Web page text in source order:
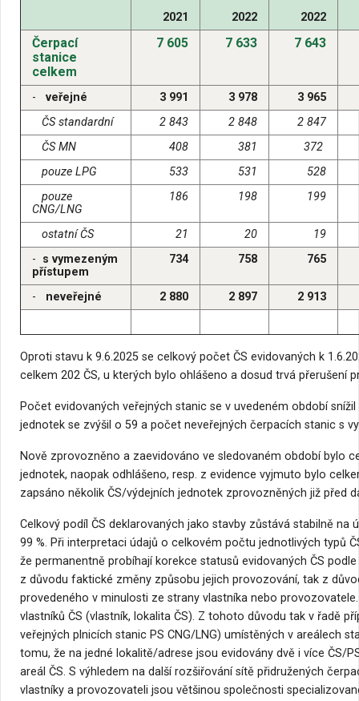
2021
2022
2022
Čerpací
stanice
celkem
7 605 7 633 7 643
- veřejné 3 991 3 978
3 965
ČS standardní
2 843 2 848
2 847
ČS MN
408 381
372
pouze LPG
533 531
528
pouze
CNG/LNG
186 198 199
ostatní ČS 21 20
19
- s vymezeným
přístupem
734 758 765
- neveřejné 2 880 2 897 2 913
Oproti stavu k 9.6.2025 se celkový počet ČS evidovaných k
celkem 202 ČS, u kterých bylo ohlášeno a dosud trvá přerušení
Počet evidovaných veřejných stanic se v uvedeném období
jednotek se zvýšil o 59 a počet neveřejných čerpacích stanic s
Nově zprovozněno a zaevidováno ve sledovaném období bylo
jednotek, naopak odhlášeno, resp. z evidence vyjmuto bylo
zapsáno několik ČS/výdejních jednotek zprovozněných již před
Celkový podíl ČS deklarovaných jako stavby zůstává stabilně na
99 %. Při interpretaci údajů o celkovém počtu jednotlivých typů
že permanentně probíhají korekce statusů evidovaných ČS
z důvodu faktické změny způsobu jejich provozování, tak z
provedeného v minulosti ze strany vlastníka nebo
vlastníků ČS (vlastník, lokalita ČS). Z tohoto důvodu tak v řadě
veřejných plnicích stanic PS CNG/LNG) umístěných v areálech
tomu, že na jedné lokalitě/adrese jsou evidovány dvě i více ČS/
areál ČS. S výhledem na další rozšiřování sítě přidružených
vlastníky a provozovateli jsou většinou společnosti